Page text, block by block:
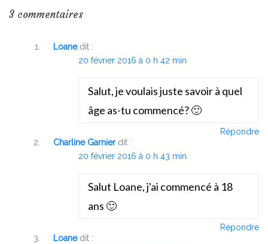
3 commentaires
Loane dit :
20 février 2016 à 0 h 42 min
Salut, je voulais juste savoir à quel
âge as-tu commencé? 🙂
Répondre
Charline Garnier dit :
20 février 2016 à 0 h 43 min
Salut Loane, j'ai commencé à 18
ans 🙂
Répondre
Loane dit :